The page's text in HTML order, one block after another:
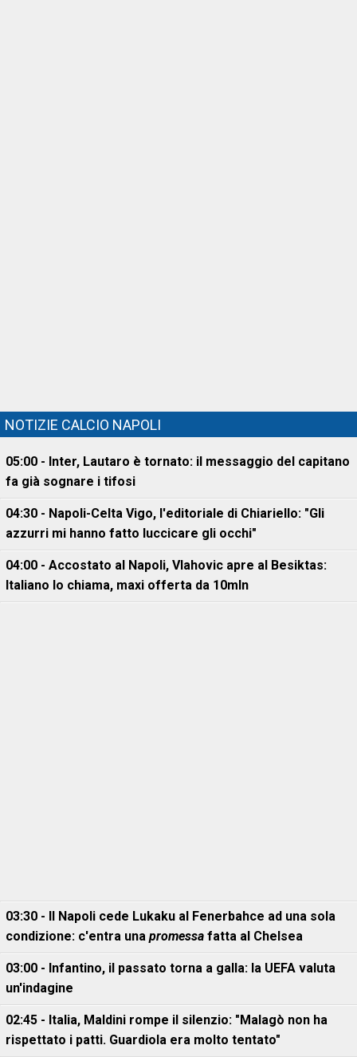
NOTIZIE CALCIO NAPOLI
05:00 - Inter, Lautaro è tornato: il messaggio del capitano
fa già sognare i tifosi
04:30 - Napoli-Celta Vigo, l'editoriale di Chiariello: "Gli
azzurri mi hanno fatto luccicare gli occhi"
04:00 - Accostato al Napoli, Vlahovic apre al Besiktas:
Italiano lo chiama, maxi offerta da 10mln
03:30 - Il Napoli cede Lukaku al Fenerbahce ad una sola
condizione: c'entra una promessa fatta al Chelsea
03:00 - Infantino, il passato torna a galla: la UEFA valuta
un'indagine
02:45 - Italia, Maldini rompe il silenzio: "Malagò non ha
rispettato i patti. Guardiola era molto tentato"